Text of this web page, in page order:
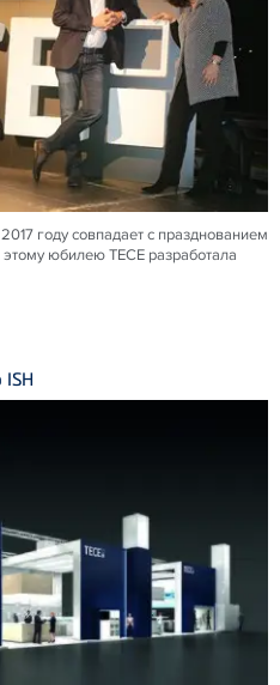
году совпадает с празднованием
юбилею TECE разработала